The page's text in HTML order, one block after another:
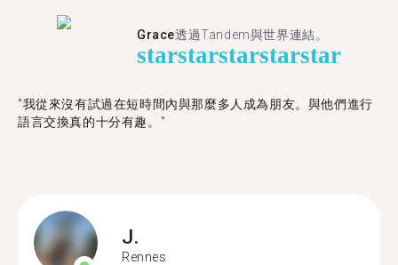
Grace透過Tandem與世界連結。
starstarstarstarstar
"我從來沒有試過在短時間內與那麼多人成為朋友。與他們進行
語言交換真的十分有趣。"
J.
Rennes